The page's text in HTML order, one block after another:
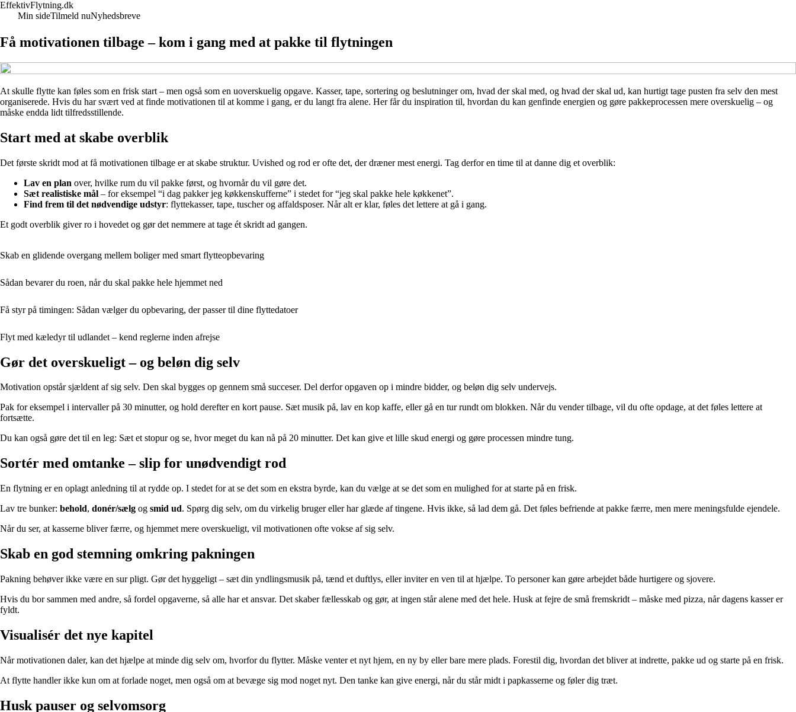
EffektivFlytning.dk
Min sideTilmeld nuNyhedsbreve
Få motivationen tilbage – kom i gang med at pakke til flytningen
At skulle flytte kan føles som en frisk start – men også som en uoverskuelig opgave. Kasser, tape, sortering og beslutninger om, hvad der skal med, og hvad der skal ud, kan hurtigt tage pusten fra selv den mest
organiserede. Hvis du har svært ved at finde motivationen til at komme i gang, er du langt fra alene. Her får du inspiration til, hvordan du kan genfinde energien og gøre pakkeprocessen mere overskuelig – og
måske endda lidt tilfredsstillende.
Start med at skabe overblik
Det første skridt mod at få motivationen tilbage er at skabe struktur. Uvished og rod er ofte det, der dræner mest energi. Tag derfor en time til at danne dig et overblik:
Lav en plan over, hvilke rum du vil pakke først, og hvornår du vil gøre det.
Sæt realistiske mål – for eksempel “i dag pakker jeg køkkenskufferne” i stedet for “jeg skal pakke hele køkkenet”.
Find frem til det nødvendige udstyr: flyttekasser, tape, tuscher og affaldsposer. Når alt er klar, føles det lettere at gå i gang.
Et godt overblik giver ro i hovedet og gør det nemmere at tage ét skridt ad gangen.
Skab en glidende overgang mellem boliger med smart flytteopbevaring
Sådan bevarer du roen, når du skal pakke hele hjemmet ned
Få styr på timingen: Sådan vælger du opbevaring, der passer til dine flyttedatoer
Flyt med kæledyr til udlandet – kend reglerne inden afrejse
Gør det overskueligt – og beløn dig selv
Motivation opstår sjældent af sig selv. Den skal bygges op gennem små succeser. Del derfor opgaven op i mindre bidder, og beløn dig selv undervejs.
Pak for eksempel i intervaller på 30 minutter, og hold derefter en kort pause. Sæt musik på, lav en kop kaffe, eller gå en tur rundt om blokken. Når du vender tilbage, vil du ofte opdage, at det føles lettere at
fortsætte.
Du kan også gøre det til en leg: Sæt et stopur og se, hvor meget du kan nå på 20 minutter. Det kan give et lille skud energi og gøre processen mindre tung.
Sortér med omtanke – slip for unødvendigt rod
En flytning er en oplagt anledning til at rydde op. I stedet for at se det som en ekstra byrde, kan du vælge at se det som en mulighed for at starte på en frisk.
Lav tre bunker: behold, donér/sælg og smid ud. Spørg dig selv, om du virkelig bruger eller har glæde af tingene. Hvis ikke, så lad dem gå. Det føles befriende at pakke færre, men mere meningsfulde ejendele.
Når du ser, at kasserne bliver færre, og hjemmet mere overskueligt, vil motivationen ofte vokse af sig selv.
Skab en god stemning omkring pakningen
Pakning behøver ikke være en sur pligt. Gør det hyggeligt – sæt din yndlingsmusik på, tænd et duftlys, eller inviter en ven til at hjælpe. To personer kan gøre arbejdet både hurtigere og sjovere.
Hvis du bor sammen med andre, så fordel opgaverne, så alle har et ansvar. Det skaber fællesskab og gør, at ingen står alene med det hele. Husk at fejre de små fremskridt – måske med pizza, når dagens kasser er
fyldt.
Visualisér det nye kapitel
Når motivationen daler, kan det hjælpe at minde dig selv om, hvorfor du flytter. Måske venter et nyt hjem, en ny by eller bare mere plads. Forestil dig, hvordan det bliver at indrette, pakke ud og starte på en frisk.
At flytte handler ikke kun om at forlade noget, men også om at bevæge sig mod noget nyt. Den tanke kan give energi, når du står midt i papkasserne og føler dig træt.
Husk pauser og selvomsorg